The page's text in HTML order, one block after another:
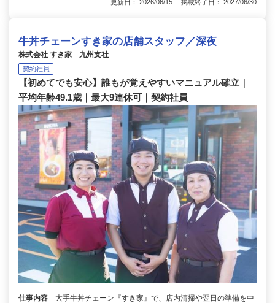
更新日： 2026/06/15 掲載終了日： 2027/06/30
牛丼チェーンすき家の店舗スタッフ／深夜
株式会社 すき家 九州支社
契約社員
【初めてでも安心】誰もが覚えやすいマニュアル確立｜
平均年齢49.1歳｜最大9連休可｜契約社員
仕事内容
大手牛丼チェーン『すき家』で、店内清掃や翌日の準備を中